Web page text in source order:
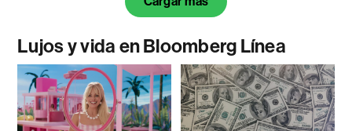
Lujos y vida en Bloomberg Línea